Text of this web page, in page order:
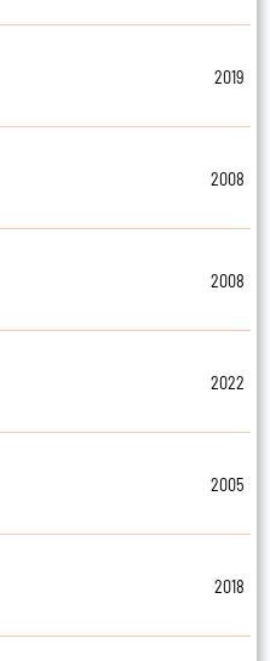
2019
2008
2008
2022
2005
2018